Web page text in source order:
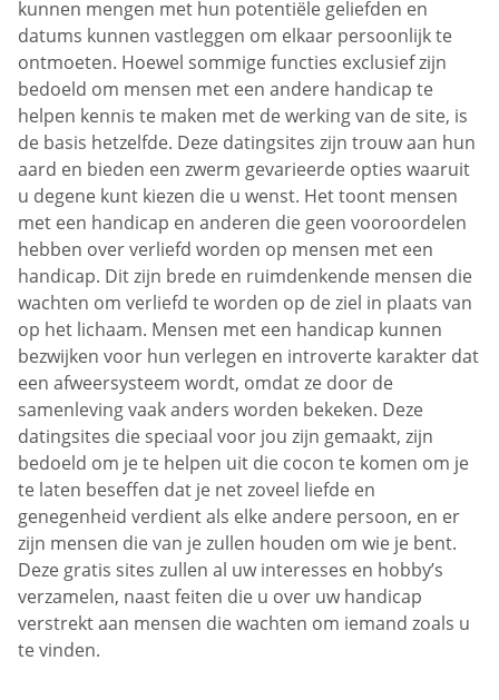
kunnen mengen met hun potentiële geliefden en
datums kunnen vastleggen om elkaar persoonlijk te
ontmoeten. Hoewel sommige functies exclusief zijn
bedoeld om mensen met een andere handicap te
helpen kennis te maken met de werking van de site, is
de basis hetzelfde. Deze datingsites zijn trouw aan hun
aard en bieden een zwerm gevarieerde opties waaruit
u degene kunt kiezen die u wenst. Het toont mensen
met een handicap en anderen die geen vooroordelen
hebben over verliefd worden op mensen met een
handicap. Dit zijn brede en ruimdenkende mensen die
wachten om verliefd te worden op de ziel in plaats van
op het lichaam. Mensen met een handicap kunnen
bezwijken voor hun verlegen en introverte karakter dat
een afweersysteem wordt, omdat ze door de
samenleving vaak anders worden bekeken. Deze
datingsites die speciaal voor jou zijn gemaakt, zijn
bedoeld om je te helpen uit die cocon te komen om je
te laten beseffen dat je net zoveel liefde en
genegenheid verdient als elke andere persoon, en er
zijn mensen die van je zullen houden om wie je bent.
Deze gratis sites zullen al uw interesses en hobby’s
verzamelen, naast feiten die u over uw handicap
verstrekt aan mensen die wachten om iemand zoals u
te vinden.